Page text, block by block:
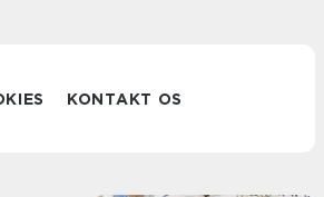
KONTAKT OS